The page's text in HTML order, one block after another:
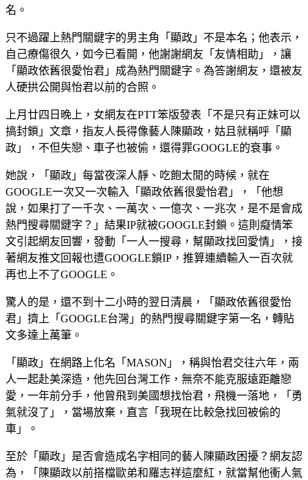
名。
只不過躍上熱門關鍵字的男主角「顯政」不是本名；他表示，
自己療傷很久，如今已看開，他謝謝網友「友情相助」，讓
「顯政依舊很愛怡君」成為熱門關鍵字。為答謝網友，還被友
人硬拱公開與怡君以前的合照。
上月廿四日晚上，女網友在PTT笨版發表「不是只有正妹可以
搞封鎖」文章，指友人長得像藝人陳顯政，姑且就稱呼「顯
政」，不但失戀、車子也被偷，還得罪GOOGLE的衰事。
她說，「顯政」每當夜深人靜、吃飽太閒的時候，就在
GOOGLE一次又一次輸入「顯政依舊很愛怡君」，「他想
說，如果打了一千次、一萬次、一億次、一兆次，是不是會成
熱門搜尋關鍵字？」結果IP就被GOOGLE封鎖。這則癡情笨
文引起網友回響，發動「一人一搜尋，幫顯政找回愛情」，接
著網友推文回報也遭GOOGLE鎖IP，推算連續輸入一百次就
再也上不了GOOGLE。
驚人的是，還不到十二小時的翌日清晨，「顯政依舊很愛怡
君」擠上「GOOGLE台灣」的熱門搜尋關鍵字第一名，轉貼
文多達上萬筆。
「顯政」在網路上化名「MASON」，稱與怡君交往六年，兩
人一起赴美深造，他先回台灣工作，無奈不能克服遠距離戀
愛，一年前分手，他曾飛到美國想找怡君，飛機一落地，「勇
氣就沒了」，當場放棄，直言「我現在比較急找回被偷的
車」。
至於「顯政」是否會造成名字相同的藝人陳顯政困擾？網友認
為，「陳顯政以前搭檔歐弟和羅志祥這麼紅，就當幫他衝人氣